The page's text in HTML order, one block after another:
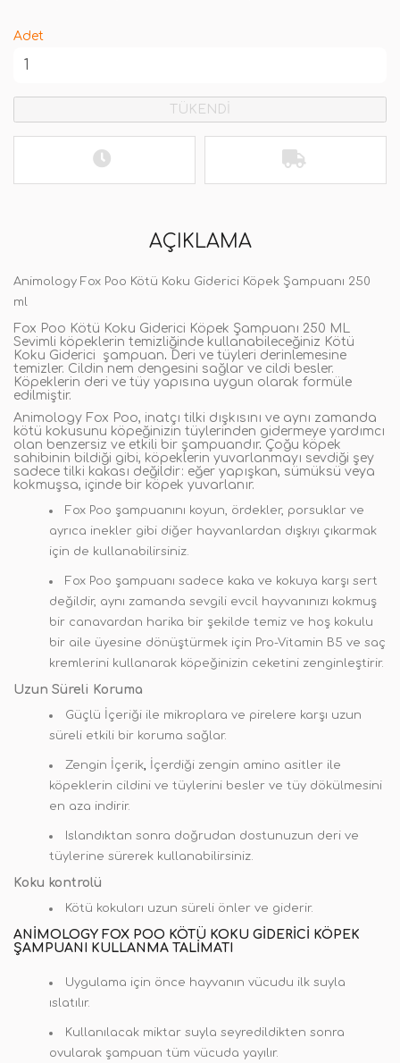
Adet
TÜKENDİ
AÇIKLAMA
Animology Fox Poo Kötü Koku Giderici Köpek Şampuanı 250
ml
Fox Poo Kötü Koku Giderici Köpek Şampuanı 250 ML
Sevimli köpeklerin temizliğinde kullanabileceğiniz Kötü
Koku Giderici şampuan. Deri ve tüyleri derinlemesine
temizler. Cildin nem dengesini sağlar ve cildi besler.
Köpeklerin deri ve tüy yapısına uygun olarak formüle
edilmiştir.
Animology Fox Poo, inatçı tilki dışkısını ve aynı zamanda
kötü kokusunu köpeğinizin tüylerinden gidermeye yardımcı
olan benzersiz ve etkili bir şampuandır. Çoğu köpek
sahibinin bildiği gibi, köpeklerin yuvarlanmayı sevdiği şey
sadece tilki kakası değildir: eğer yapışkan, sümüksü veya
kokmuşsa, içinde bir köpek yuvarlanır.
Fox Poo şampuanını koyun, ördekler, porsuklar ve
ayrıca inekler gibi diğer hayvanlardan dışkıyı çıkarmak
için de kullanabilirsiniz.
Fox Poo şampuanı sadece kaka ve kokuya karşı sert
değildir, aynı zamanda sevgili evcil hayvanınızı kokmuş
bir canavardan harika bir şekilde temiz ve hoş kokulu
bir aile üyesine dönüştürmek için Pro-Vitamin B5 ve saç
kremlerini kullanarak köpeğinizin ceketini zenginleştirir.
Uzun Süreli Koruma
Güçlü İçeriği ile mikroplara ve pirelere karşı uzun
süreli etkili bir koruma sağlar.
Zengin İçerik, İçerdiği zengin amino asitler ile
köpeklerin cildini ve tüylerini besler ve tüy dökülmesini
en aza indirir.
Islandıktan sonra doğrudan dostunuzun deri ve
tüylerine sürerek kullanabilirsiniz.
Koku kontrolü
Kötü kokuları uzun süreli önler ve giderir.
ANIMOLOGY FOX POO KÖTÜ KOKU GIDERICI KÖPEK
ŞAMPUANI KULLANMA TALIMATI
Uygulama için önce hayvanın vücudu ilk suyla
ıslatılır.
Kullanılacak miktar suyla seyredildikten sonra
ovularak şampuan tüm vücuda yayılır.